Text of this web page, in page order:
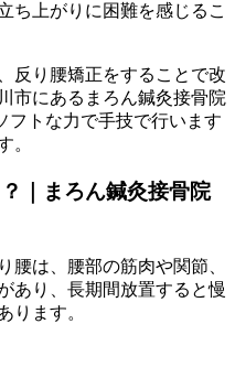
ち上がりに困難を感じるこ
反り腰矯正をすることで改
市にあるまろん鍼灸接骨院
フトな力で手技で行います
。
｜まろん鍼灸接骨院
腰は、腰部の筋肉や関節、
あり、長期間放置すると慢
ります。